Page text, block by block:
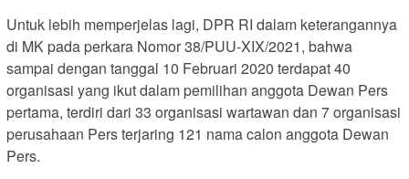
Untuk lebih memperjelas lagi, DPR RI dalam keterangannya
di MK pada perkara Nomor 38/PUU-XIX/2021, bahwa
sampai dengan tanggal 10 Februari 2020 terdapat 40
organisasi yang ikut dalam pemilihan anggota Dewan Pers
pertama, terdiri dari 33 organisasi wartawan dan 7 organisasi
perusahaan Pers terjaring 121 nama calon anggota Dewan
Pers.